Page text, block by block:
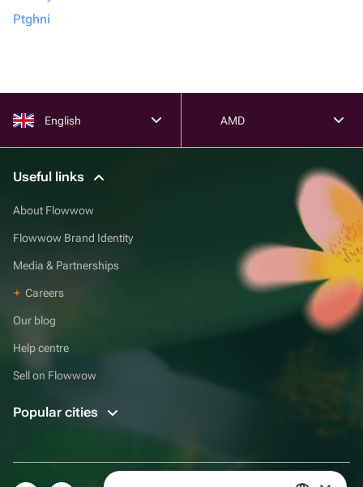
Ptghni
English AMD
Useful links
About Flowwow
Flowwow Brand Identity
Media & Partnerships
Careers
Our blog
Help centre
Sell on Flowwow
Popular cities